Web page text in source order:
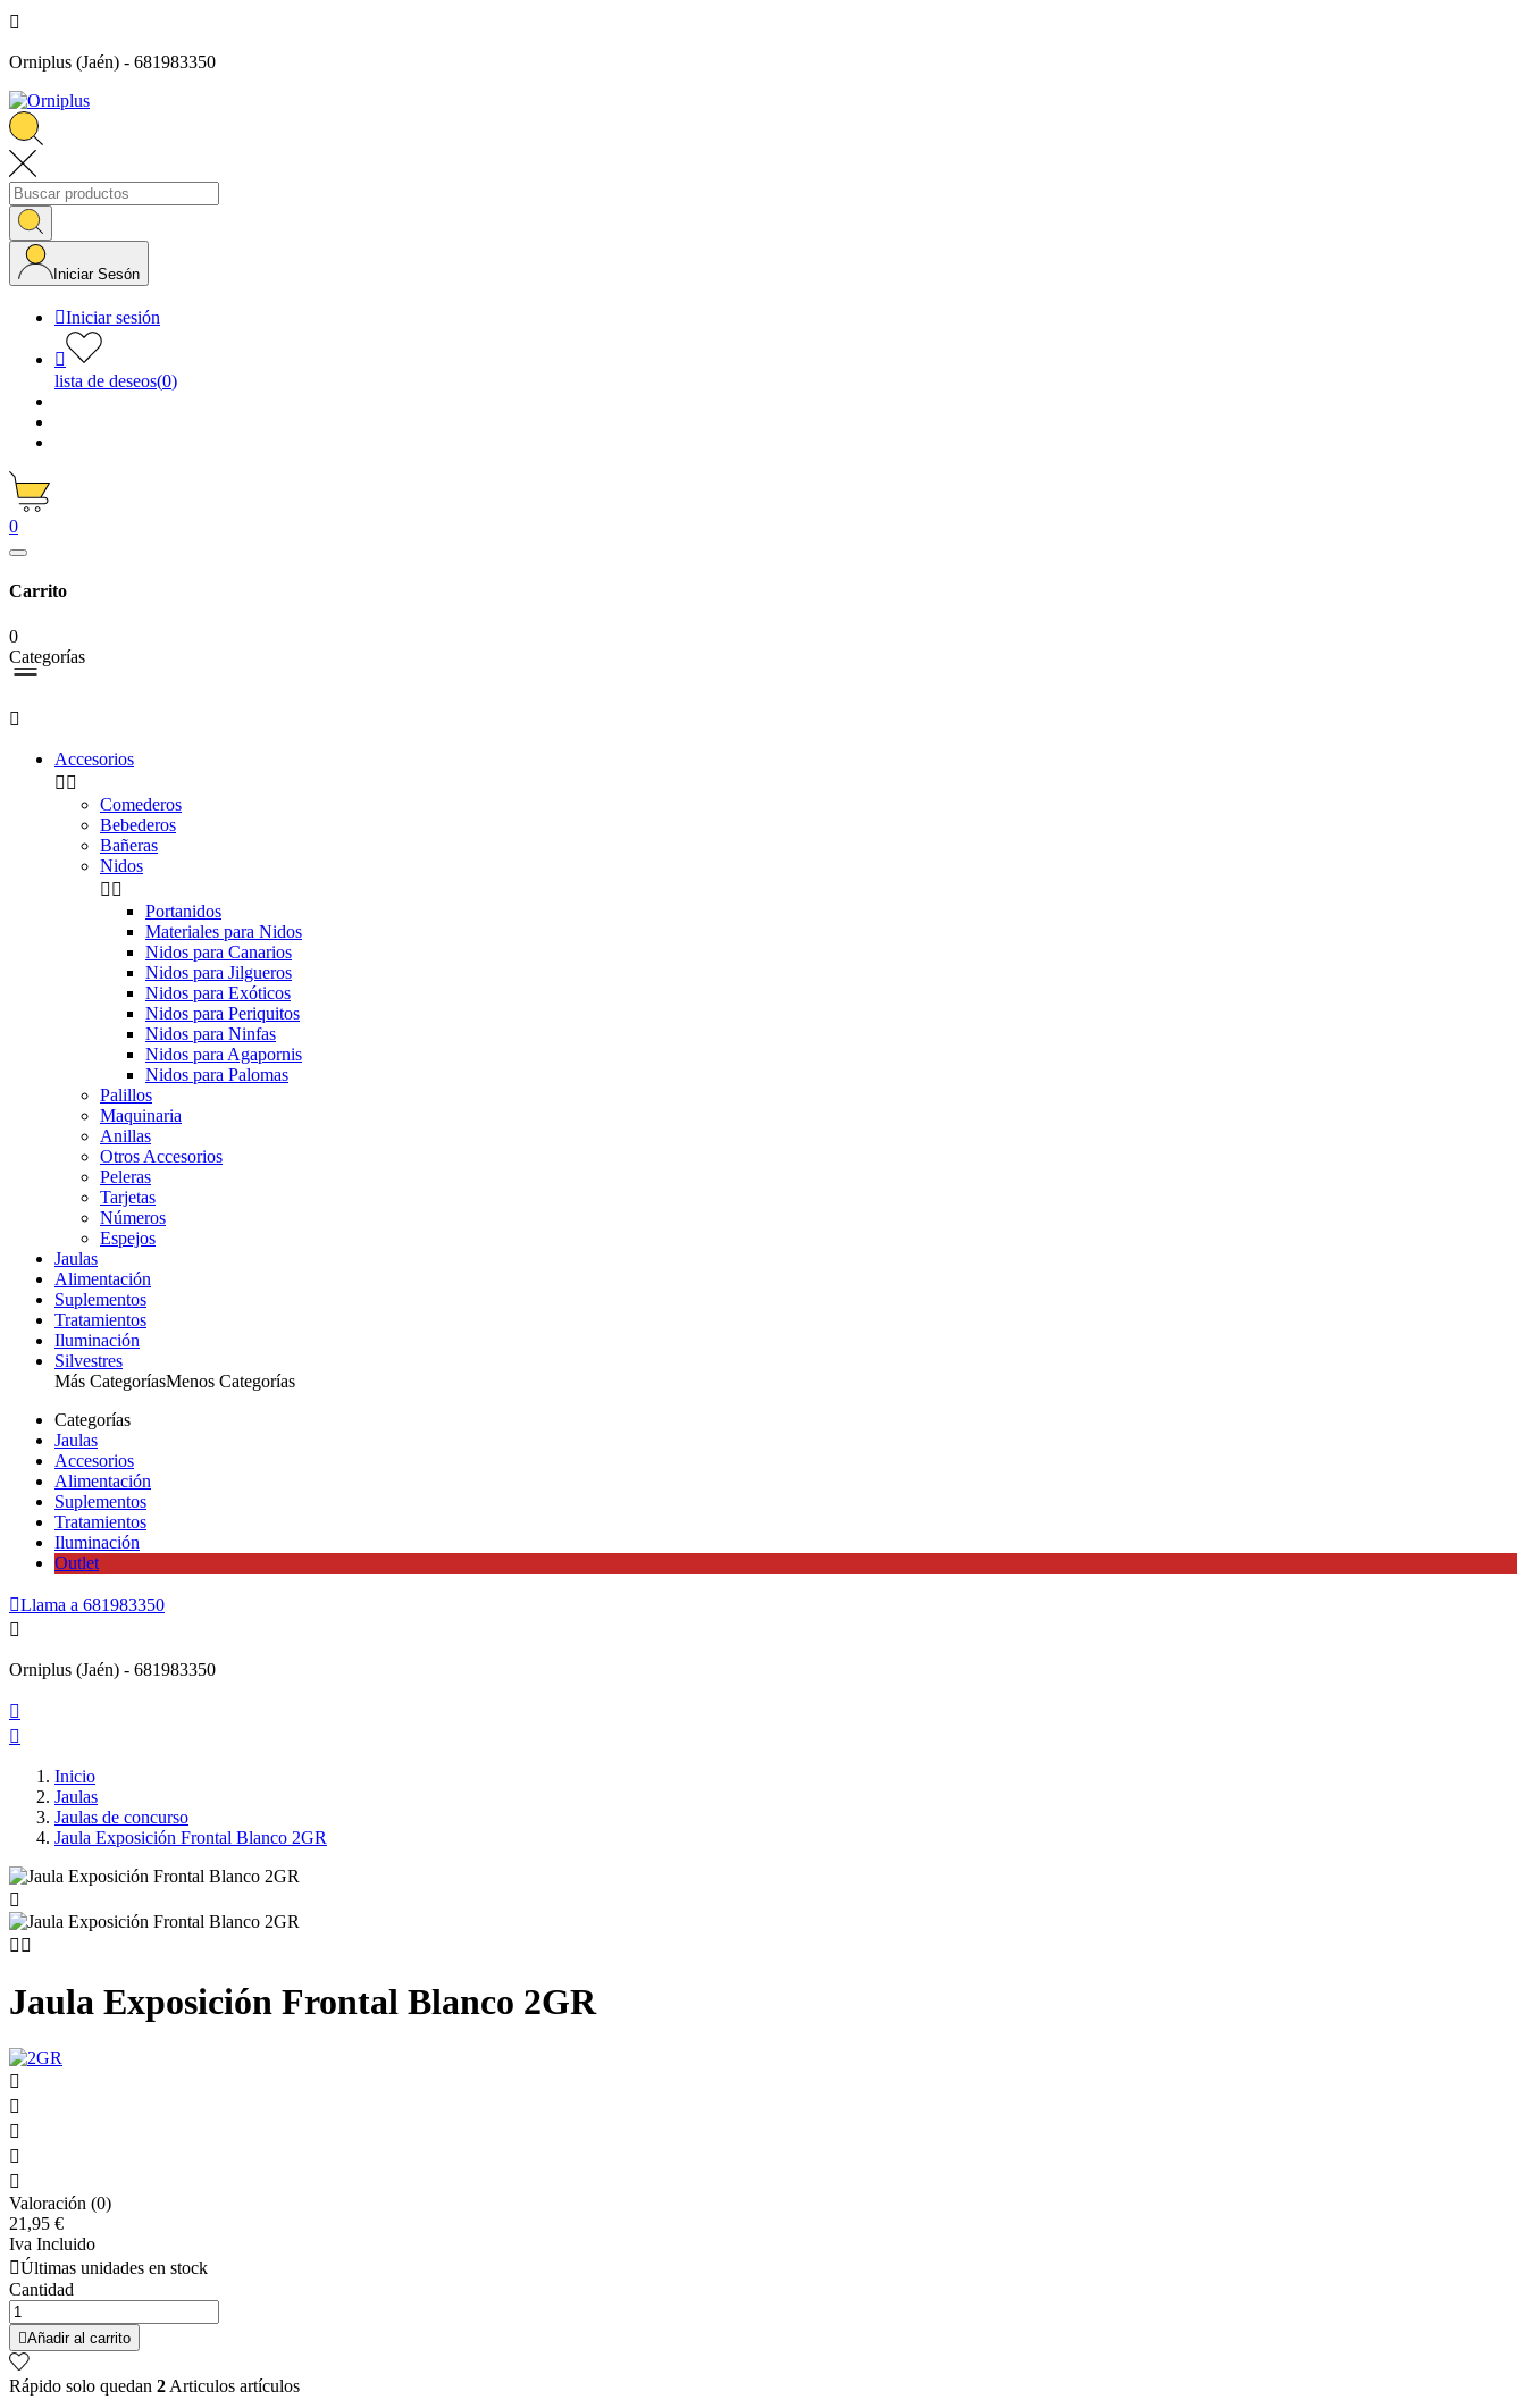

Orniplus (Jaén) - 681983350
Iniciar Sesón
Iniciar sesión

lista de deseos(0)
0
Carrito
0
Categorías

Accesorios
 
Comederos
Bebederos
Bañeras
Nidos
 
Portanidos
Materiales para Nidos
Nidos para Canarios
Nidos para Jilgueros
Nidos para Exóticos
Nidos para Periquitos
Nidos para Ninfas
Nidos para Agapornis
Nidos para Palomas
Palillos
Maquinaria
Anillas
Otros Accesorios
Peleras
Tarjetas
Números
Espejos
Jaulas
Alimentación
Suplementos
Tratamientos
Iluminación
Silvestres
Más CategoríasMenos Categorías
Categorías
Jaulas
Accesorios
Alimentación
Suplementos
Tratamientos
Iluminación
Outlet
Llama a 681983350

Orniplus (Jaén) - 681983350


Inicio
Jaulas
Jaulas de concurso
Jaula Exposición Frontal Blanco 2GR

 
Jaula Exposición Frontal Blanco 2GR





Valoración (0)
21,95 €
Iva Incluido
Últimas unidades en stock
Cantidad
Añadir al carrito
Rápido solo quedan 2 Articulos artículos